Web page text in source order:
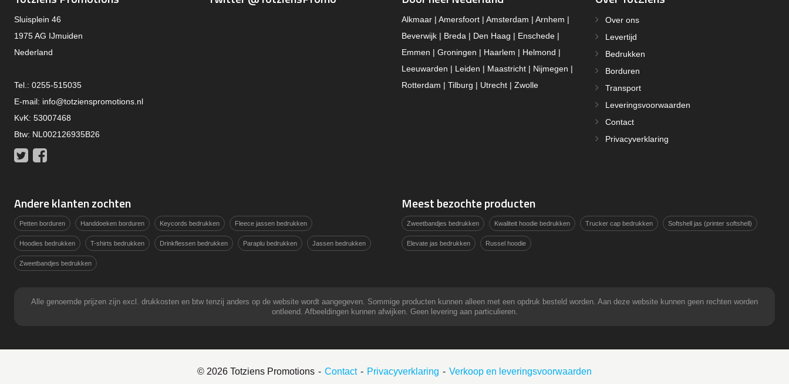
Sluisplein 46
1975 AG IJmuiden
Nederland
Tel.: 0255-515035
E-mail: info@totzienspromotions.nl
KvK: 53007468
Btw: NL002126935B26
Twitter
Alkmaar | Amersfoort | Amsterdam | Arnhem |
Beverwijk | Breda | Den Haag | Enschede |
Emmen | Groningen | Haarlem | Helmond |
Leeuwarden | Leiden | Maastricht | Nijmegen |
Rotterdam | Tilburg | Utrecht | Zwolle
Over ons
Levertijd
Bedrukken
Borduren
Transport
Leveringsvoorwaarden
Contact
Privacyverklaring
Andere klanten zochten
Petten borduren Handdoeken borduren Keycords bedrukken Fleece jassen bedrukken
Hoodies bedrukken T-shirts bedrukken Drinkflessen bedrukken Paraplu bedrukken Jassen bedrukken
Zweetbandjes bedrukken
Meest bezochte producten
Zweetbandjes bedrukken Kwaliteit hoodie bedrukken Trucker cap bedrukken Softshell jas (printer softshell)
Elevate jas bedrukken Russel hoodie
Alle genoemde prijzen zijn excl. drukkosten en btw tenzij anders op de website wordt aangegeven. Sommige producten kunnen alleen met een opdruk besteld worden. Aan deze website kunnen geen rechten worden
ontleend. Afbeeldingen kunnen afwijken. Geen levering aan particulieren.
© 2026 Totziens Promotions Contact Privacyverklaring Verkoop en leveringsvoorwaarden